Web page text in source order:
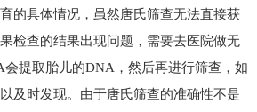
的具体情况，虽然唐氏筛查无法直接获
检查的结果出现问题，需要去医院做无
提取胎儿的DNA，然后再进行筛查，如
及时发现。由于唐氏筛查的准确性不是